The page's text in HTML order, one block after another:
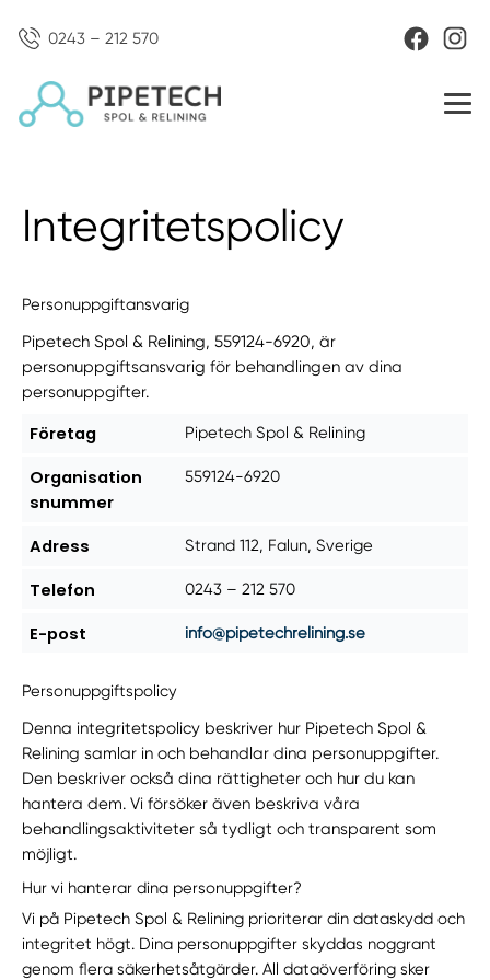
0243 – 212 570
Integritetspolicy
Personuppgiftansvarig
Pipetech Spol & Relining, 559124-6920, är
personuppgiftsansvarig för behandlingen av dina
personuppgifter.
Företag Pipetech Spol & Relining
Organisation
snummer
559124-6920
Adress Strand 112, Falun, Sverige
Telefon 0243 – 212 570
E-post info@pipetechrelining.se
Personuppgiftspolicy
Denna integritetspolicy beskriver hur Pipetech Spol &
Relining samlar in och behandlar dina personuppgifter.
Den beskriver också dina rättigheter och hur du kan
hantera dem. Vi försöker även beskriva våra
behandlingsaktiviteter så tydligt och transparent som
möjligt.
Hur vi hanterar dina personuppgifter?
Vi på Pipetech Spol & Relining prioriterar din dataskydd och
integritet högt. Dina personuppgifter skyddas noggrant
genom flera säkerhetsåtgärder. All dataöverföring sker